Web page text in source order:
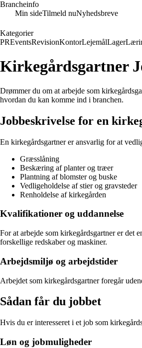
Brancheinfo
Min sideTilmeld nuNyhedsbreve
Kategorier
PREventsRevisionKontorLejemålLager
Kirkegårdsgartner
Drømmer du om at arbejde som
hvordan du kan komme ind i branchen.
Jobbeskrivelse for en
En kirkegårdsgartner er ansvarlig for at
Græsslåning
Beskæring af planter og træer
Plantning af blomster og buske
Vedligeholdelse af stier og gravsteder
Renholdelse af kirkegården
Kvalifikationer og uddannelse
For at arbejde som kirkegårdsgartner er det
forskellige redskaber og maskiner.
Arbejdsmiljø og arbejdstider
Arbejdet som kirkegårdsgartner foregår
Sådan får du jobbet
Hvis du er interesseret i et job som
Løn og jobmuligheder